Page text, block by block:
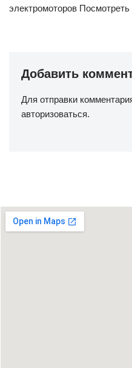
электромоторов
Добавить
Для отправки
авторизоваться.